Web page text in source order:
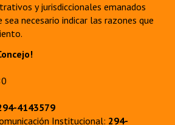
y jurisdiccionales emanados
sea necesario indicar las razones que
4143579
Institucional: 294-